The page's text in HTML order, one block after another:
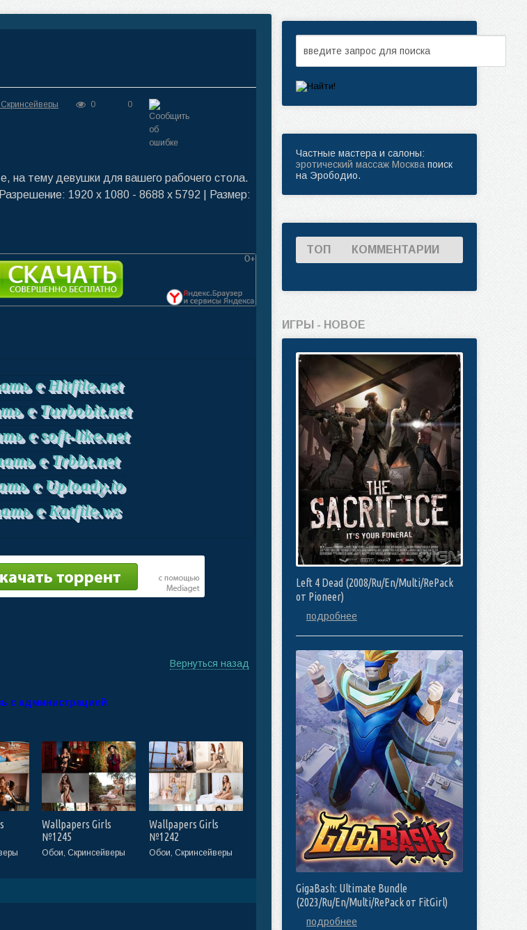
0 0
на тему девушки для вашего рабочего стола.
1920 x 1080 - 8688 x 5792 | Размер:
с Hitfile.net
с Turbobit.net
с soft-like.net
с Trbbt.net
с Uploady.io
с Katfile.ws
Вернуться назад
с администрацией
Wallpapers Girls
№1245
Обои, Скринсейверы
Wallpapers Girls
№1242
Обои, Скринсейверы
Частные мастера и салоны:
эротический массаж Москва поиск
на Эрободио.
ТОП КОММЕНТАРИИ
ИГРЫ - НОВОЕ
Left 4 Dead (2008/Ru/En/Multi/RePack
от Pioneer)
подробнее
GigaBash: Ultimate Bundle
(2023/Ru/En/Multi/RePack от FitGirl)
подробнее